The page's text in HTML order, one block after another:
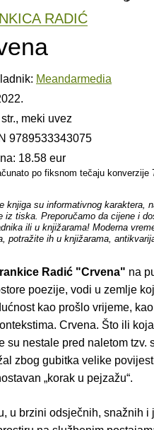
RADIĆ
Meandarmedia
meki uvez
9789533343075
18.58 eur
po fiksnom tečaju konverzije
knjiga su informativnog karaktera,
iz tiska. Preporučamo da cijene i
ili u knjižarama! Moderna
potražite ih u knjižarama,
Radić "Crvena" na
poezije, vodi u zemlje
kao prošlo vrijeme,
Crvena. Što ili
su nestale pred naletom
zbog gubitka velike
„korak u pejzažu“.
u brzini odsječnih, snažnih